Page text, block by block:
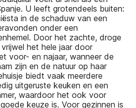
U leeft grotendeels buiten:
in de schaduw van een
onder een
Door het zachte, droge
het hele jaar door
voor- en najaar, wanneer de
zijn en de natuur op haar
biedt vaak meerdere
uitgeruste keuken en een
waardoor het ook voor
keuze is. Voor gezinnen is